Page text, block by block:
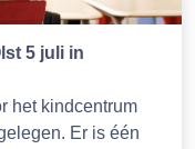
5 juli in
het kindcentrum
Er is één